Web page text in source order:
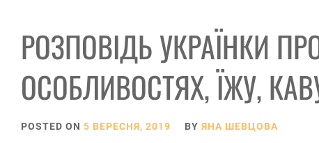
РОЗПОВІДЬ УКРАЇНКИ
ОСОБЛИВОСТЯХ, ЇЖУ,
POSTED ON 5 ВЕРЕСНЯ, 2019 BY ЯНА ШЕВЦОВА